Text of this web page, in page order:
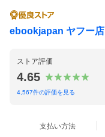
ebookjapan ヤフー店
ストア評価
4.65
4,567件の評価を見る
支払い方法